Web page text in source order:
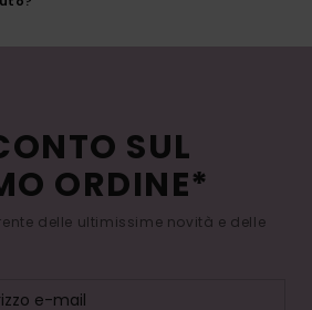
SUL
ORDINE*
delle ultimissime novità e delle